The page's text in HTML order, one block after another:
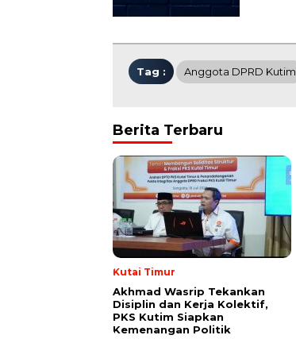
Tag : Anggota DPRD Kutim
Berita Terbaru
Kutai Timur
Akhmad Wasrip Tekankan
Disiplin dan Kerja Kolektif,
PKS Kutim Siapkan
Kemenangan Politik